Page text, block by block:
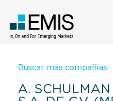
Buscar más compañías
A.